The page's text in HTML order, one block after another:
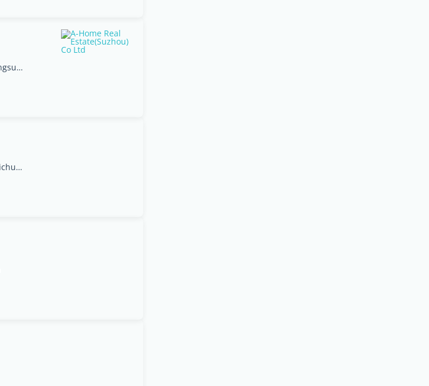
Rm 916 Locca Tower Suzhou Industrial Park, Jiangsu Sheng
No. 10 Jiuxing Avenue, Gaoxin Dist., Chengdu, Sichuan